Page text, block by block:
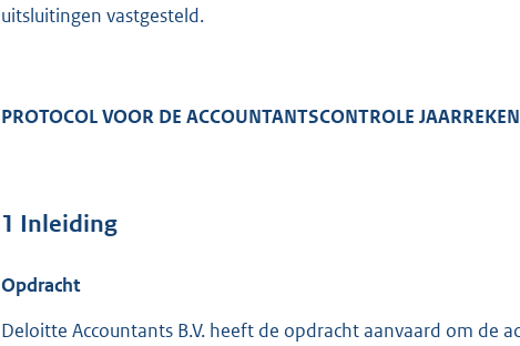
uitsluitingen vastgesteld.
PROTOCOL VOOR DE ACCOUNTANTSCONTROLE
1 Inleiding
Opdracht
Deloitte Accountants B.V. heeft de opdracht aanvaard om